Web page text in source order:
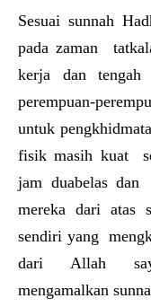
Sesuai sunnah
pada zaman
kerja dan
perempuan-
untuk
fisik masih kuat
jam duabelas
mereka dari atas
sendiri yang
dari Allah
mengamalkan